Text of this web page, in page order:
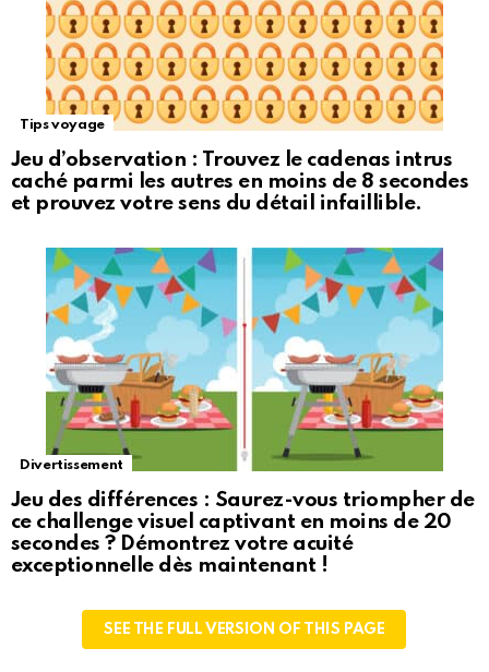
Tips voyage
Jeu d’observation : Trouvez le cadenas intrus
caché parmi les autres en moins de 8 secondes
et prouvez votre sens du détail infaillible.
Divertissement
Jeu des différences : Saurez-vous triompher de
ce challenge visuel captivant en moins de 20
secondes ? Démontrez votre acuité
exceptionnelle dès maintenant !
SEE THE FULL VERSION OF THIS PAGE